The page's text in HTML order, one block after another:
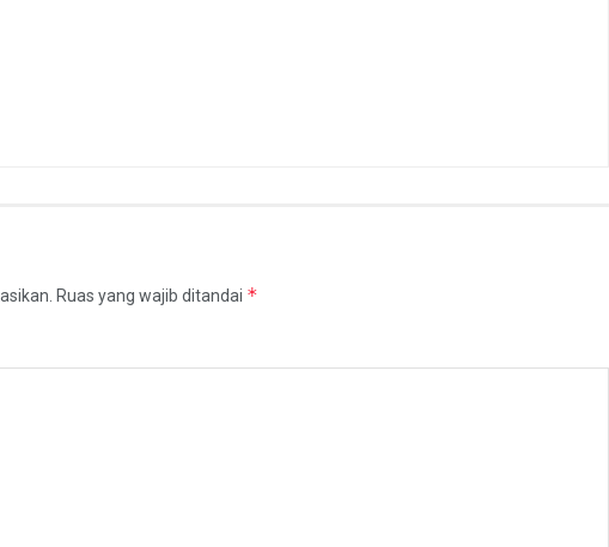
Ruas yang wajib ditandai *